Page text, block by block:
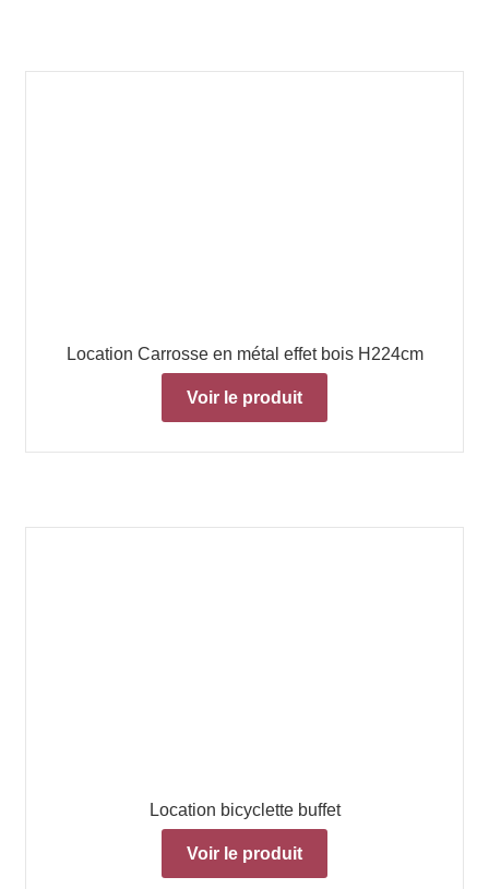
Location Carrosse en métal effet bois H224cm
Voir le produit
Location bicyclette buffet
Voir le produit